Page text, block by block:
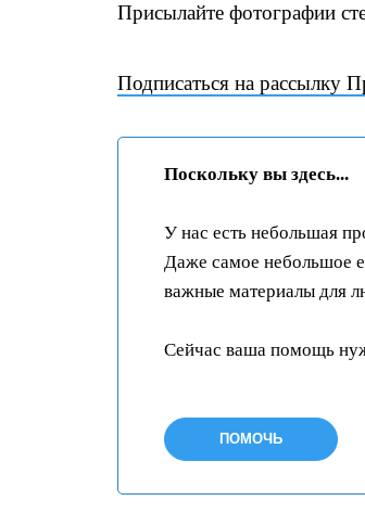
Присылайте фотографии
Подписаться на рассылку
Поскольку вы здесь...
У нас есть небольшая
Даже самое небольшое
важные материалы для
Сейчас ваша помощь
ПОМОЧЬ